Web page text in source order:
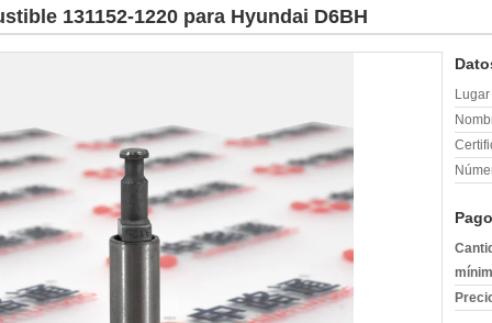
131152-1220 para Hyundai D6BH